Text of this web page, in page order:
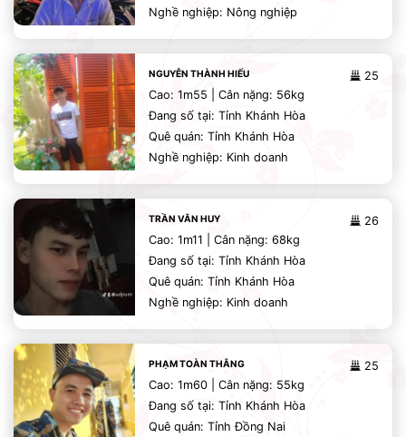
Nghề nghiệp: Nông nghiệp
25
NGUYỄN THÀNH HIẾU
Cao: 1m55 | Cân nặng: 56kg
Đang số tại: Tỉnh Khánh Hòa
Quê quán: Tỉnh Khánh Hòa
Nghề nghiệp: Kinh doanh
26
TRẦN VĂN HUY
Cao: 1m11 | Cân nặng: 68kg
Đang số tại: Tỉnh Khánh Hòa
Quê quán: Tỉnh Khánh Hòa
Nghề nghiệp: Kinh doanh
25
PHẠM TOÀN THẮNG
Cao: 1m60 | Cân nặng: 55kg
Đang số tại: Tỉnh Khánh Hòa
Quê quán: Tỉnh Đồng Nai